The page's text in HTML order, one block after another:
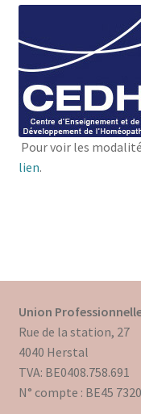
Pour voir les
lien.
Union
Rue de la station, 27
4040 Herstal
TVA: BE0408.758.691
N° compte : BE45